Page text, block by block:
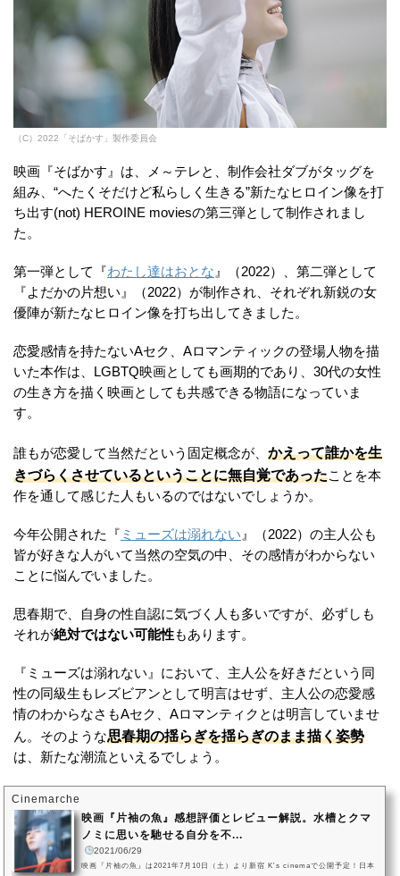
（C）2022「そばかす」製作委員会
映画『そばかす』は、メ～テレと、制作会社ダブがタッグを
組み、“へたくそだけど私らしく生きる”新たなヒロイン像を打
ち出す(not) HEROINE moviesの第三弾として制作されまし
た。
第一弾として『わたし達はおとな 』（2022）、第二弾として
『よだかの片想い』（2022）が制作され、それぞれ新鋭の女
優陣が新たなヒロイン像を打ち出してきました。
恋愛感情を持たないAセク、Aロマンティックの登場人物を描
いた本作は、LGBTQ映画としても画期的であり、30代の女性
の生き方を描く映画としても共感できる物語になっていま
す。
誰もが恋愛して当然だという固定概念が、 かえって誰かを生
きづらくさせているということに無自覚であったことを本
作を通して感じた人もいるのではないでしょうか。
今年公開された『 ミューズは溺れない 』（2022）の主人公も
皆が好きな人がいて当然の空気の中、その感情がわからない
ことに悩んでいました。
思春期で、自身の性自認に気づく人も多いですが、必ずしも
それが絶対ではない可能性もあります。
『ミューズは溺れない』において、主人公を好きだという同
性の同級生もレズビアンとして明言はせず、主人公の恋愛感
情のわからなさもAセク、Aロマンティクとは明言していませ
ん。そのような思春期の揺らぎを揺らぎのまま描く姿勢
は、新たな潮流といえるでしょう。
Cinemarche
映画『片袖の魚』感想評価とレビュー解説。水槽とクマ
ノミに思いを馳せる自分を不...
2021/06/29
映画『片袖の魚』は2021年7月10日（土）より新宿 K's cinemaで公開予定！日本